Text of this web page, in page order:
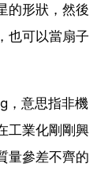
的形狀，然後
也可以當扇子
，意思指非機
工業化剛剛興
量參差不齊的